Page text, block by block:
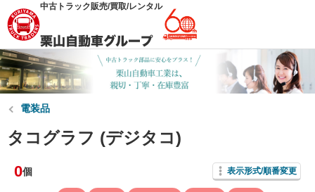
中古トラック販売/買取/レンタル
電装品
タコグラフ (デジタコ)
0個 表示形式/順番変更